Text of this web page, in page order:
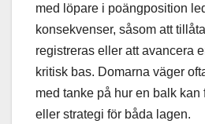
med löpare i poängposition
konsekvenser, såsom att
registreras eller att avancera
kritisk bas. Domarna väger
med tanke på hur en balk kan
eller strategi för båda lagen.